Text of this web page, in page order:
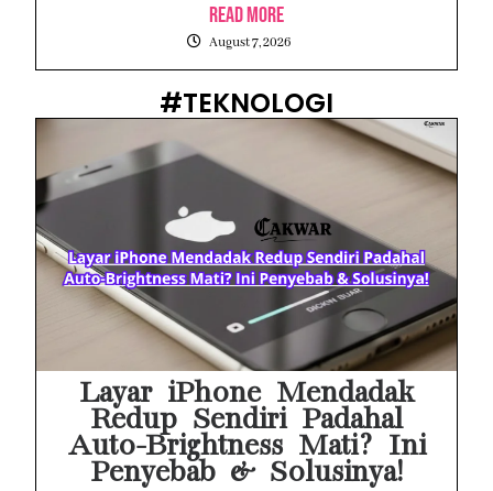
Read More
August 7, 2026
#TEKNOLOGI
Layar iPhone Mendadak
Redup Sendiri Padahal
Auto-Brightness Mati? Ini
Penyebab & Solusinya!